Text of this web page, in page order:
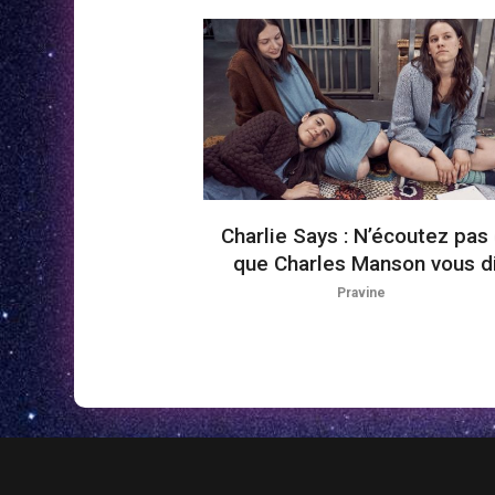
Charlie Says : N’écoutez pas
que Charles Manson vous
Pravine